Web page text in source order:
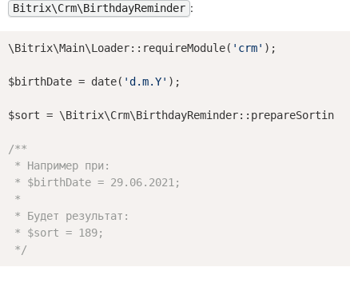
Bitrix\Crm\BirthdayReminder :
\Bitrix\Main\Loader::requireModule( 'crm' );
$birthDate = date( 'd.m.Y' );
$sort =
/**
* Например при:
* $birthDate = 29.06.2021;
*
* Будет результат:
* $sort = 189;
*/